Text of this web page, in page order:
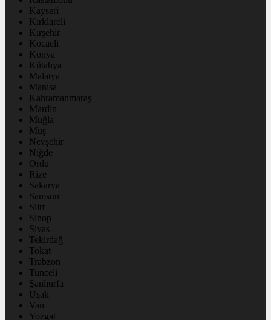
Kayseri
Kırklareli
Kırşehir
Kocaeli
Konya
Kütahya
Malatya
Manisa
Kahramanmaraş
Mardin
Muğla
Muş
Nevşehir
Niğde
Ordu
Rize
Sakarya
Samsun
Siirt
Sinop
Sivas
Tekirdağ
Tokat
Trabzon
Tunceli
Şanlıurfa
Uşak
Van
Yozgat